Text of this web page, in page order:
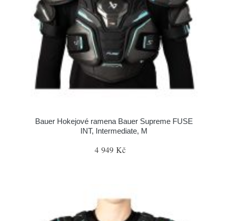
Bauer Hokejové ramena Bauer Supreme FUSE
INT, Intermediate, M
4 949 Kč